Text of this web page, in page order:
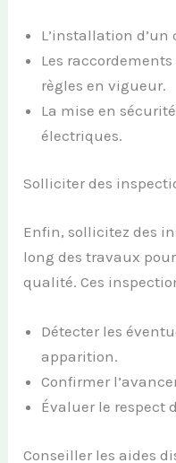
L’installation
Les
règles en vigueur.
La mise en
électriques.
Solliciter des
Enfin, sollicitez des
long des travaux
qualité. Ces
Détecter les
apparition.
Confirmer
Évaluer le respect
Conseiller les aides